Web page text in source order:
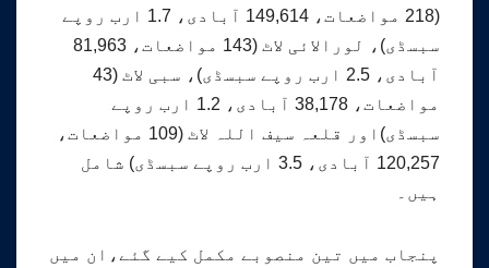
(218 مواضعات، 149,614 آبادی، 1.7 ارب روپے
سبسڈی)، لورالائی لاٹ (143 مواضعات، 81,963
آبادی، 2.5 ارب روپے سبسڈی)، سبی لاٹ (43
مواضعات، 38,178 آبادی، 1.2 ارب روپے
سبسڈی)اور قلعہ سیف اللہ لاٹ (109 مواضعات،
120,257 آبادی، 3.5 ارب روپے سبسڈی) شامل
ہیں۔
پنجاب میں تین منصوبے مکمل کیے گئے،ان میں